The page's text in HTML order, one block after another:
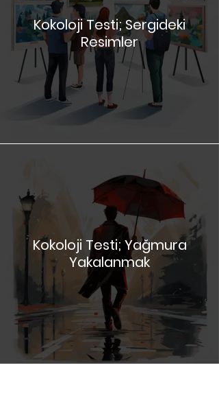
Kokoloji Testi; Sergideki
Resimler
Kokoloji Testi; Yağmura
Yakalanmak